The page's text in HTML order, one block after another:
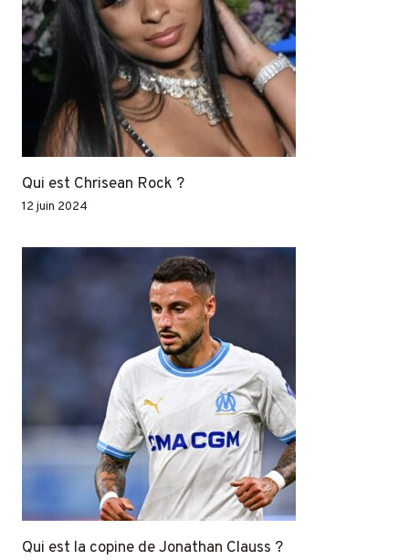
Qui est Chrisean Rock ?
12 juin 2024
Qui est la copine de Jonathan Clauss ?